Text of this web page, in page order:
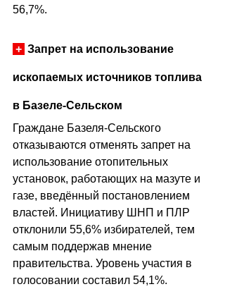
56,7%.
+ Запрет на использование
ископаемых источников топлива
в Базеле-Сельском
Граждане Базеля-Сельского
отказываются отменять запрет на
использование отопительных
установок, работающих на мазуте и
газе, введённый постановлением
властей. Инициативу ШНП и ПЛР
отклонили 55,6% избирателей, тем
самым поддержав мнение
правительства. Уровень участия в
голосовании составил 54,1%.